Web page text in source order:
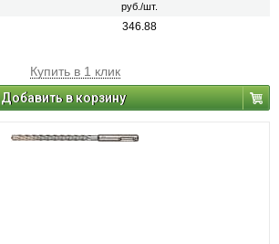
руб./шт.
346.88
Купить в 1 клик
Добавить в корзину